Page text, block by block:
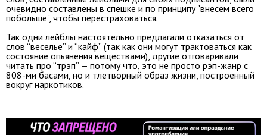
очевидно составлены в спешке и по принципу "внесем всего
побольше", чтобы перестраховаться.
Так одни лейблы настоятельно предлагали отказаться от
слов “веселье” и “кайф” (так как они могут трактоваться как
состояние опьянения веществами), другие отговаривали
читать про “трэп” — потому что, это не просто рэп-жанр с
808-ми басами, но и тлетворный образ жизни, построенный
вокруг наркотиков.